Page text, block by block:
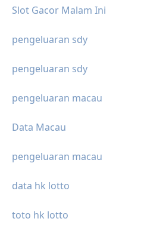
Slot Gacor Malam Ini
pengeluaran sdy
pengeluaran sdy
pengeluaran macau
Data Macau
pengeluaran macau
data hk lotto
toto hk lotto